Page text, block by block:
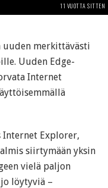
11 VUOTTA SITTEN
uuden merkittävästi
Uuden Edge-
Internet
Internet Explorer,
siirtymään yksin
vielä paljon
löytyviä –